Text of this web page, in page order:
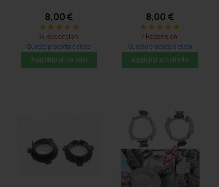
8,00 €
star star star star star
14 Recensioni
Questo prodotto è stato
acquistato: 5 volte
Aggiungi al carrello
8,00 €
star star star star star
7 Recensioni
Questo prodotto è stato
acquistato: 5 volte
Aggiungi al carrello